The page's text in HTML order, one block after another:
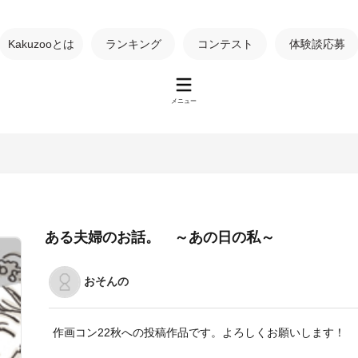
Kakuzooとは ランキング コンテスト 体験談応募
メニュー
ある夫婦のお話。 ～あの日の私～
おそんの
作画コン22秋への投稿作品です。よろしくお願いします！